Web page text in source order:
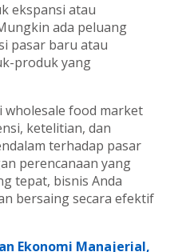
ekspansi atau
ada peluang
pasar baru atau
produk yang
wholesale food market
ketelitian, dan
terhadap pasar
perencanaan yang
tepat, bisnis Anda
bersaing secara efektif
Ekonomi Manajerial,